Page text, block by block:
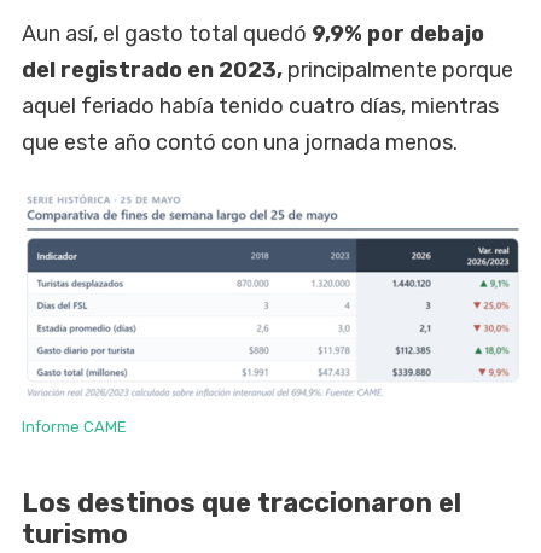
Aun así, el gasto total quedó 9,9% por debajo
del registrado en 2023, principalmente porque
aquel feriado había tenido cuatro días, mientras
que este año contó con una jornada menos.
Informe CAME
Los destinos que traccionaron el
turismo